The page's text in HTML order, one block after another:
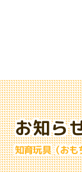
お知ら
知育玩具（おも